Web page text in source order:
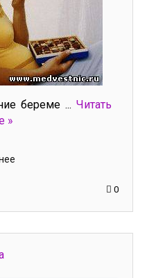
береме ... Читать
»
0